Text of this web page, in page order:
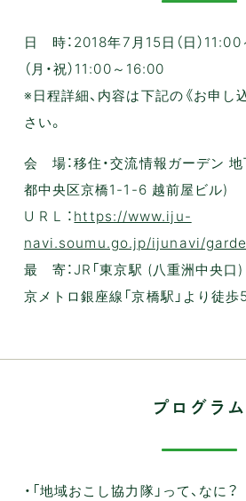
日 時：2018年7月15日（日）11:00
（月・祝）11:00～16:00
※日程詳細、内容は下記の《お申し
さい。
会 場：移住・交流情報ガーデン
都中央区京橋1-1-6 越前屋ビル)
U R L ： https://www.iju-
navi.soumu.go.jp/ijunavi/
最 寄：JR「東京駅 (八重洲中央口)
京メトロ銀座線「京橋駅」より徒歩
プログラム
・「地域おこし協力隊」って、なに？